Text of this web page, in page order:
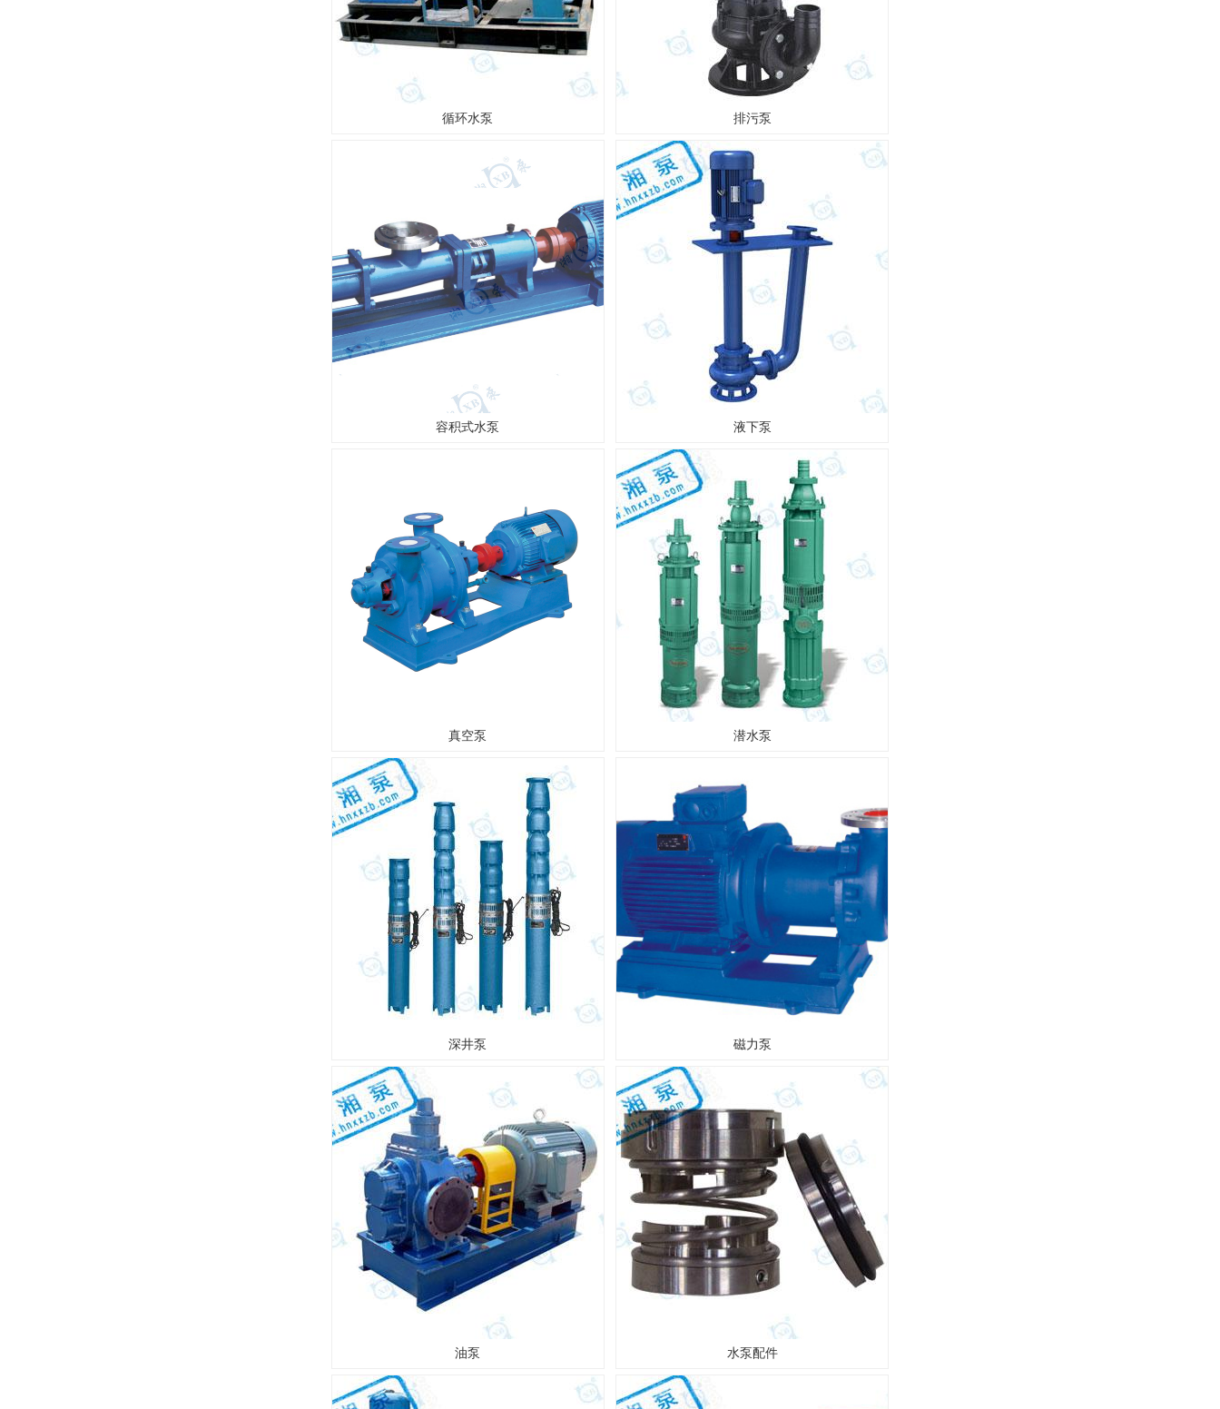
循环水泵 排污泵
容积式水泵 液下泵
真空泵 潜水泵
深井泵 磁力泵
油泵 水泵配件